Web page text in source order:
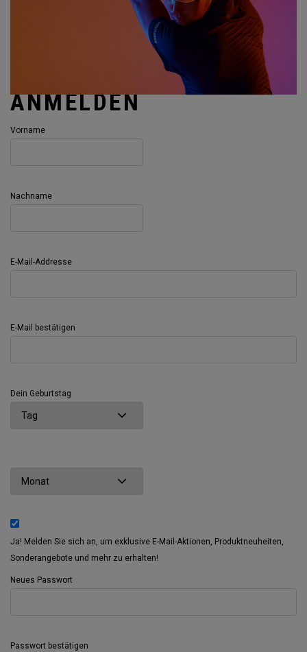
ANMELDEN
Vorname
Nachname
E-Mail-Addresse
E-Mail bestätigen
Dein Geburtstag
Ja! Melden Sie sich an, um exklusive E-Mail-Aktionen, Produktneuheiten,
Sonderangebote und mehr zu erhalten!
Neues Passwort
Passwort bestätigen